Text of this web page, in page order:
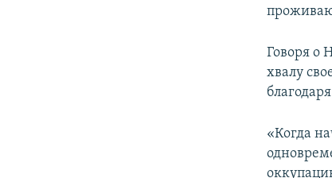
Говоря о
хвалу
«Когда